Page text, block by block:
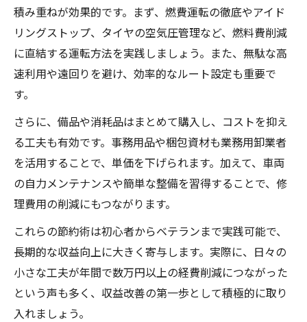
積み重ねが効果的です。まず、燃費運転の徹底やアイド
リングストップ、タイヤの空気圧管理など、燃料費削減
に直結する運転方法を実践しましょう。また、無駄な高
速利用や遠回りを避け、効率的なルート設定も重要で
す。
さらに、備品や消耗品はまとめて購入し、コストを抑え
る工夫も有効です。事務用品や梱包資材も業務用卸業者
を活用することで、単価を下げられます。加えて、車両
の自力メンテナンスや簡単な整備を習得することで、修
理費用の削減にもつながります。
これらの節約術は初心者からベテランまで実践可能で、
長期的な収益向上に大きく寄与します。実際に、日々の
小さな工夫が年間で数万円以上の経費削減につながった
という声も多く、収益改善の第一歩として積極的に取り
入れましょう。